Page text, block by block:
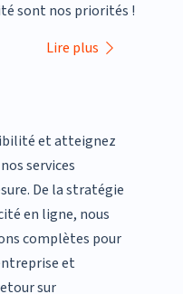
sont nos priorités !
Lire plus
et atteignez
services
De la stratégie
en ligne, nous
complètes pour
et
sur